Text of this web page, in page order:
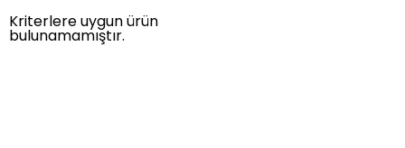
Kriterlere uygun ürün
bulunamamıştır.